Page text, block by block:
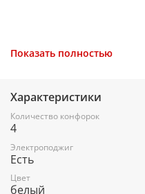
Габариты
Высота (см)
9
Показать полностью
Характеристики
Количество конфорок
4
Электроподжиг
Есть
Цвет
белый